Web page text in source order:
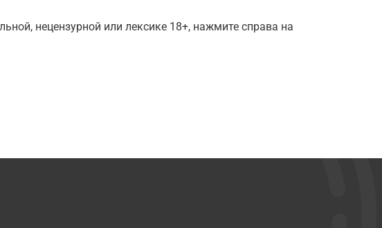
нецензурной или лексике 18+, нажмите справа на